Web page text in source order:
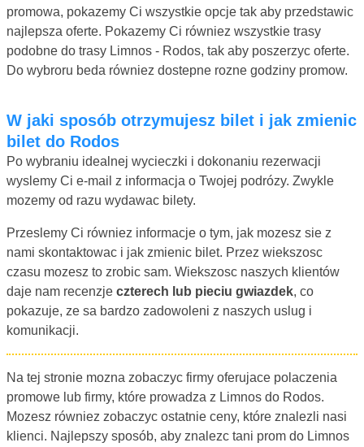
promowa, pokazemy Ci wszystkie opcje tak aby przedstawic
najlepsza oferte. Pokazemy Ci równiez wszystkie trasy
podobne do trasy Limnos - Rodos, tak aby poszerzyc oferte.
Do wybroru beda równiez dostepne rozne godziny promow.
W jaki sposób otrzymujesz bilet i jak zmienic
bilet do Rodos
Po wybraniu idealnej wycieczki i dokonaniu rezerwacji
wyslemy Ci e-mail z informacja o Twojej podrózy. Zwykle
mozemy od razu wydawac bilety.
Przeslemy Ci równiez informacje o tym, jak mozesz sie z
nami skontaktowac i jak zmienic bilet. Przez wiekszosc
czasu mozesz to zrobic sam. Wiekszosc naszych klientów
daje nam recenzje czterech lub pieciu gwiazdek, co
pokazuje, ze sa bardzo zadowoleni z naszych uslug i
komunikacji.
Na tej stronie mozna zobaczyc firmy oferujace polaczenia
promowe lub firmy, które prowadza z Limnos do Rodos.
Mozesz równiez zobaczyc ostatnie ceny, które znalezli nasi
klienci. Najlepszy sposób, aby znalezc tani prom do Limnos